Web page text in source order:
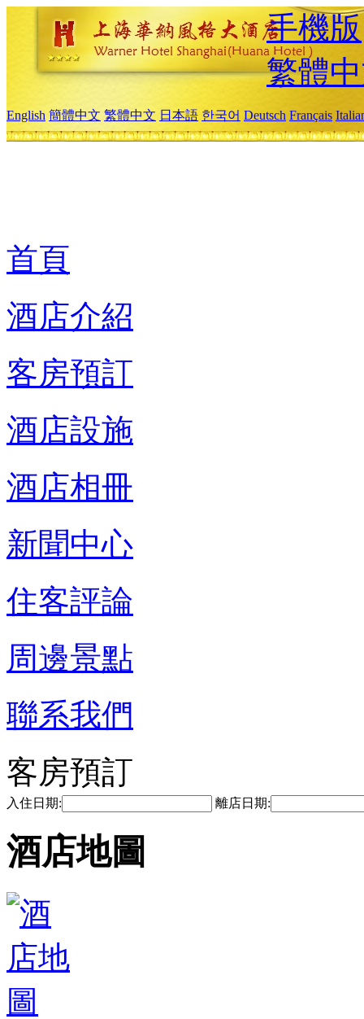
手機版
繁體
English 簡體中文 繁體中文 日本語 한국어 Deutsch Français
首頁
酒店介紹
客房預訂
酒店設施
酒店相冊
新聞中心
住客評論
周邊景點
聯系我們
客房預訂
入住日期: 離店日期:
酒店地圖